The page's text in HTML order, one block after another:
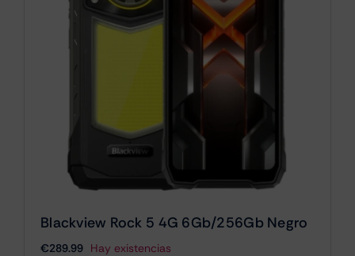
Blackview Rock 5 4G 6Gb/256Gb Negro
€289.99 Hay existencias